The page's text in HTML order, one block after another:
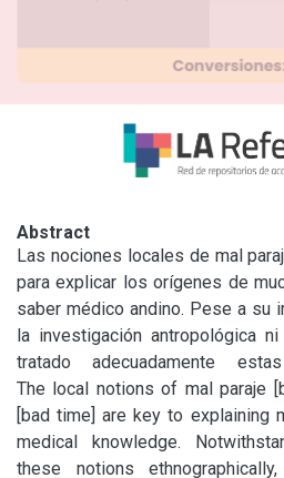
Abstract
Las nociones locales de mal
para explicar los orígenes de
saber médico andino. Pese a su
la investigación antropológica
tratado adecuadamente
relegándolas muchas veces al
explorar el origen de esta
antropológica y biomédica.
relaciona con la utilización
The local notions of mal paraje
[bad time] are key to explaining
medical knowledge.
these notions